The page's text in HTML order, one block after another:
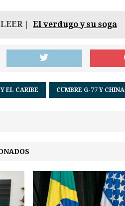
| El verdugo y su soga
EL CARIBE CUMBRE G-77 Y CHINA